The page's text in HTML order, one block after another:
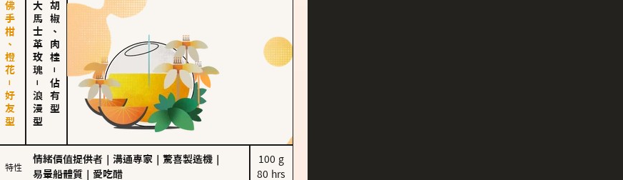
佛手柑、橙花－好友型 大馬士革玫瑰
－
浪漫型
胡椒、肉桂
－
佔有型
特性
情緒價值提供者 溝通專家 驚喜製造機
易暈船體質
愛吃醋
100 g
80 hrs